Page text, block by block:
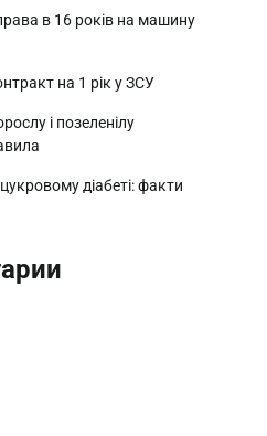
в 16 років на машину
на 1 рік у ЗСУ
і позеленілу
діабеті: факти